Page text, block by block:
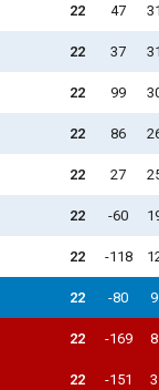
22 47
22 37
22 99
22 86
22 27
22 -60
22 -118
22 -80
22 -169
22 -151